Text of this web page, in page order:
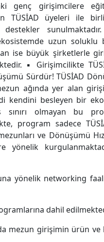
genç girişimcilere
TÜSİAD üyeleri ile
uzun soluklu
ise büyük şirketlerle
▪ Girişimcilikte
Sürdür! TÜSİAD
ağında yer alan
kendini besleyen bir
sınırı olmayan bu
program sadece
ve Dönüşümü
yönelik
yönelik networking
dahil
mezun girişimin ürün ve